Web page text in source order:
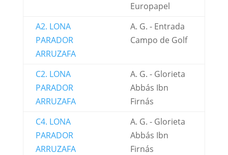
Europapel
A2. LONA
PARADOR
ARRUZAFA
A. G. - Entrada
Campo de Golf
C2. LONA
PARADOR
ARRUZAFA
A. G. - Glorieta
Abbás Ibn
Firnás
C4. LONA
PARADOR
ARRUZAFA
A. G. - Glorieta
Abbás Ibn
Firnás